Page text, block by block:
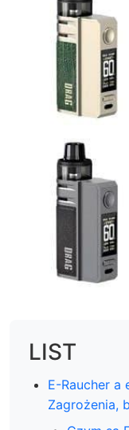
LIST
E-Raucher a
Zagrożenia,